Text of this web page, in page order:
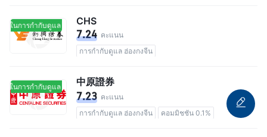
ในการกำกับดูแล อยู่ในการกำกับดูแล
CHS
7.24 คะแนน
การกำกับดูแล ฮ่องกงจีน
ในการกำกับดูแล อยู่ในการกำกับดูแล
中原證券
7.23 คะแนน
การกำกับดูแล ฮ่องกงจีน
คอมมิชชัน 0.1%